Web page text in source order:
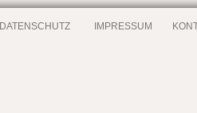
DATENSCHUTZ IMPRESSUM